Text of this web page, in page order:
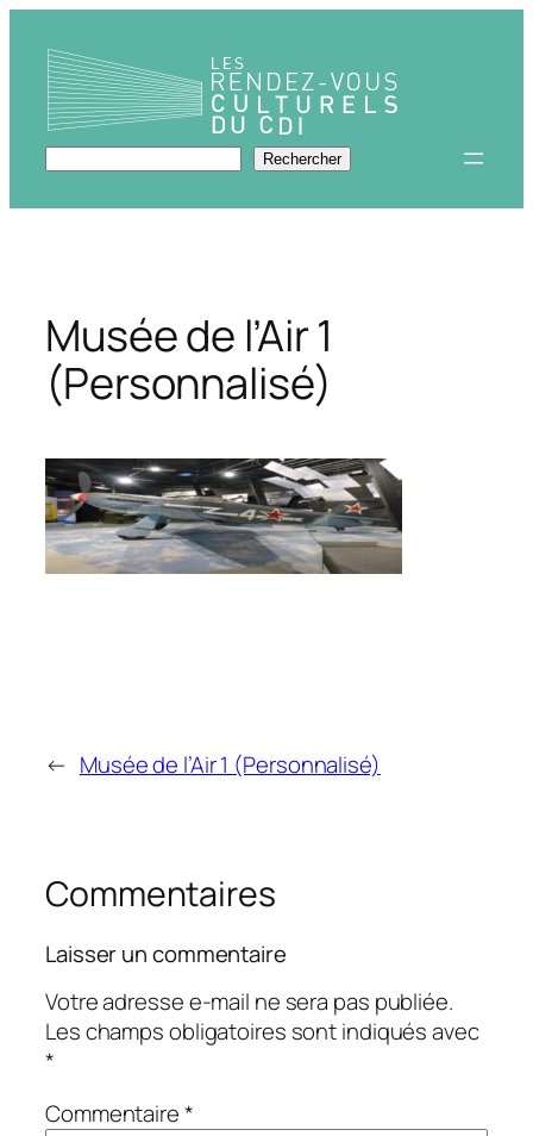
contenu
Rechercher Rechercher
Musée de l’Air 1
(Personnalisé)
← Musée de l’Air 1 (Personnalisé)
Commentaires
Laisser un commentaire
Votre adresse e-mail ne sera pas publiée.
Les champs obligatoires sont indiqués avec
*
Commentaire*